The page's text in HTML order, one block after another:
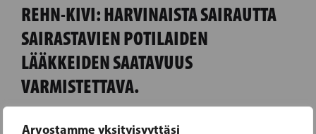
Arvostamme yksityisyyttäsi
REHN-KIVI: HARVINAISTA SAIRAUTTA
SAIRASTAVIEN POTILAIDEN
LÄÄKKEIDEN SAATAVUUS
VARMISTETTAVA.
Tänään järjestetyssä webinaarissa